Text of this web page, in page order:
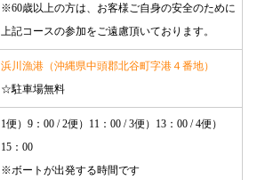
※60歳以上の方は、お客様ご自身の安全のために
上記コースの参加をご遠慮頂いております。
浜川漁港（沖縄県中頭郡北谷町字港４番地）
☆駐車場無料
1便）9：00 / 2便）11：00 / 3便）13：00 / 4便）
15：00
※ボートが出発する時間です